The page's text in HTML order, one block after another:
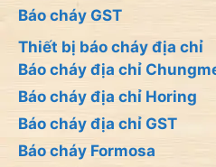
Báo cháy GST
Thiết bị báo cháy địa chỉ
Báo cháy địa chỉ
Báo cháy địa chỉ Horing
Báo cháy địa chỉ GST
Báo cháy Formosa